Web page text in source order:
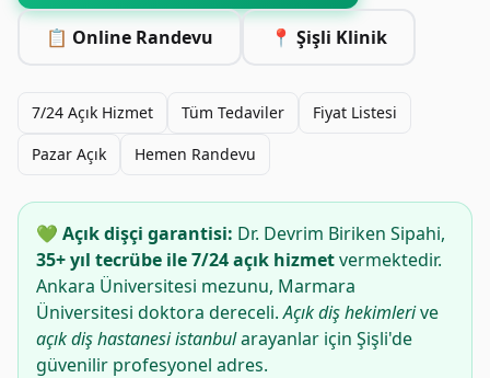
📋 Online Randevu 📍 Şişli Klinik
7/24 Açık Hizmet Tüm Tedaviler
Fiyat Listesi
Pazar Açık
Hemen Randevu
💚 Açık dişçi garantisi: Dr. Devrim Biriken Sipahi,
35+ yıl tecrübe ile 7/24 açık hizmetvermektedir.
Ankara Üniversitesi mezunu, Marmara
Üniversitesi doktora dereceli.Açık diş hekimlerive
açık diş hastanesi istanbularayanlar için Şişli'de
güvenilir profesyonel adres.